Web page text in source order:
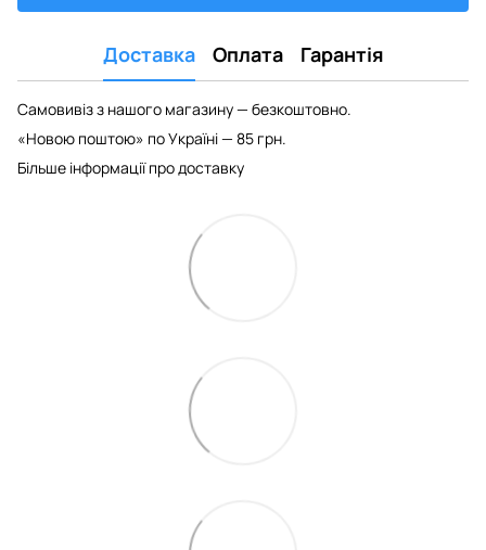
Доставка Оплата Гарантія
Самовивіз з нашого магазину — безкоштовно.
«Новою поштою» по Україні — 85 грн.
Більше інформації про доставку